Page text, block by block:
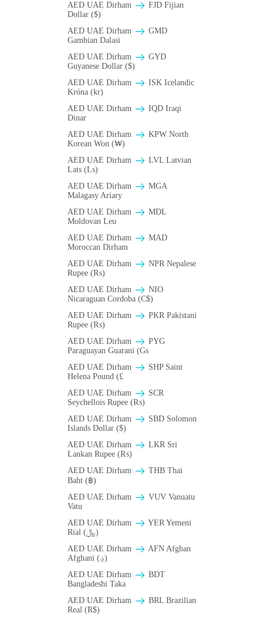
AED UAE Dirham
FJD Fijian
Dollar ($)
AED UAE Dirham
GMD
Gambian Dalasi
AED UAE Dirham
GYD
Guyanese Dollar ($)
AED UAE Dirham
ISK Icelandic
Króna (kr)
AED UAE Dirham
IQD Iraqi
Dinar
AED UAE Dirham
KPW North
Korean Won (₩)
AED UAE Dirham
LVL Latvian
Lats (Ls)
AED UAE Dirham
MGA
Malagasy Ariary
AED UAE Dirham
MDL
Moldovan Leu
AED UAE Dirham
MAD
Moroccan Dirham
AED UAE Dirham
NPR Nepalese
Rupee (₨)
AED UAE Dirham
NIO
Nicaraguan Cordoba (C$)
AED UAE Dirham
PKR Pakistani
Rupee (₨)
AED UAE Dirham
PYG
Paraguayan Guarani (Gs
AED UAE Dirham
SHP Saint
Helena Pound (£
AED UAE Dirham
SCR
Seychellois Rupee (₨)
AED UAE Dirham
SBD Solomon
Islands Dollar ($)
AED UAE Dirham
LKR Sri
Lankan Rupee (₨)
AED UAE Dirham
THB Thai
Baht (฿)
AED UAE Dirham
VUV Vanuatu
Vatu
AED UAE Dirham
YER Yemeni
Rial (﷼)
AED UAE Dirham
AFN Afghan
Afghani (؋)
AED UAE Dirham
BDT
Bangladeshi Taka
AED UAE Dirham
BRL Brazilian
Real (R$)